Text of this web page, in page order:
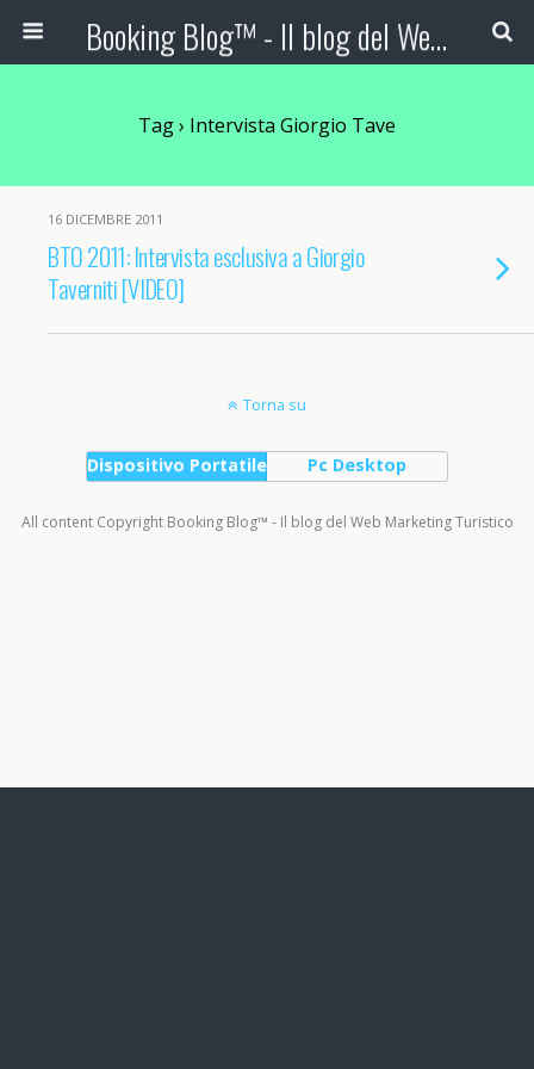
Booking Blog™ - Il blog del Web Marketing Turistico
Tag › Intervista Giorgio Tave
16 DICEMBRE 2011
BTO 2011: Intervista esclusiva a Giorgio
Taverniti [VIDEO]
Torna su
Dispositivo Portatile Pc Desktop
All content Copyright Booking Blog™ - Il blog del Web Marketing Turistico